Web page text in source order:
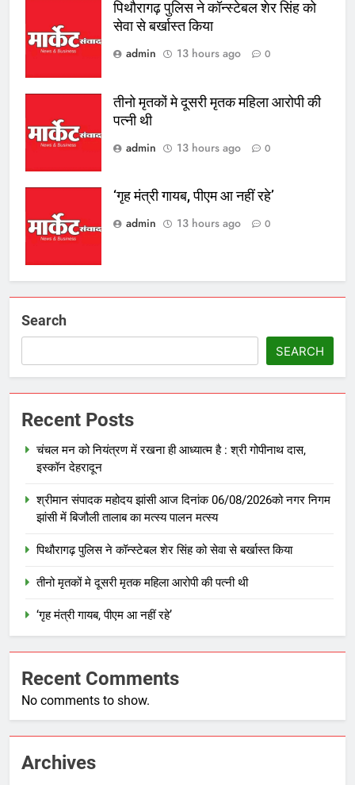
पिथौरागढ़ पुलिस ने कॉन्स्टेबल शेर सिंह को
सेवा से बर्खास्त किया
admin
13 hours ago 0
तीनो मृतकों मे दूसरी मृतक महिला आरोपी की
पत्नी थी
admin
13 hours ago 0
‘गृह मंत्री गायब, पीएम आ नहीं रहे’
admin
13 hours ago 0
Search
SEARCH
Recent Posts
चंचल मन को नियंत्रण में रखना ही आध्यात्म है : श्री गोपीनाथ दास,
इस्कॉन देहरादून
श्रीमान संपादक महोदय झांसी आज दिनांक 06/08/2026को नगर निगम
झांसी में बिजौली तालाब का मत्स्य पालन मत्स्य
पिथौरागढ़ पुलिस ने कॉन्स्टेबल शेर सिंह को सेवा से बर्खास्त किया
तीनो मृतकों मे दूसरी मृतक महिला आरोपी की पत्नी थी
‘गृह मंत्री गायब, पीएम आ नहीं रहे’
Recent Comments
No comments to show.
Archives